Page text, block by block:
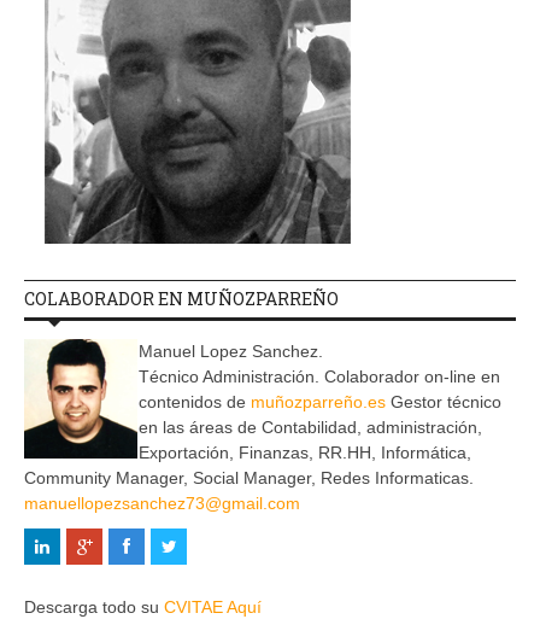
COLABORADOR EN MUÑOZPARREÑO
Manuel Lopez Sanchez.
Técnico Administración. Colaborador on-line en
contenidos de muñozparreño.es Gestor técnico
en las áreas de Contabilidad, administración,
Exportación, Finanzas, RR.HH, Informática,
Community Manager, Social Manager, Redes Informaticas.
manuellopezsanchez73@gmail.com
Descarga todo su CVITAE Aquí